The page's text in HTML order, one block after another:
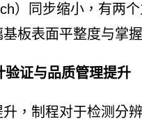
）同步缩小，有两
板表面平整度与掌
证与品质管理提升
，制程对于检测分